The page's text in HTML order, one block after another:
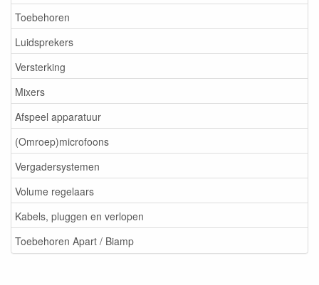
Toebehoren
Luidsprekers
Versterking
Mixers
Afspeel apparatuur
(Omroep)microfoons
Vergadersystemen
Volume regelaars
Kabels, pluggen en verlopen
Toebehoren Apart / Biamp